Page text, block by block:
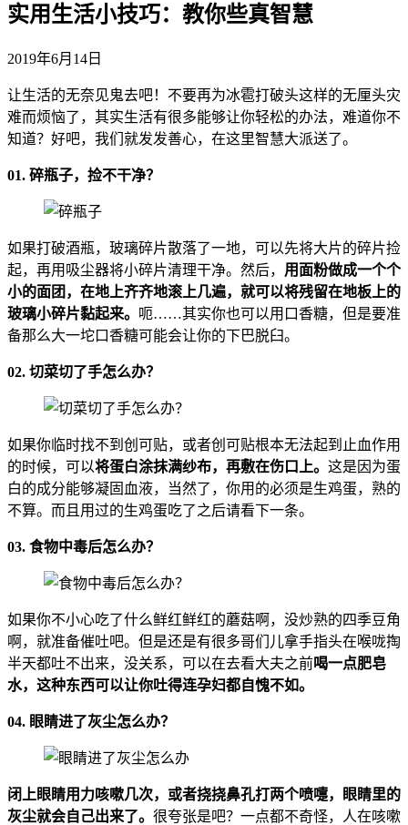
实用生活小技巧：教你些真智慧
2019年6月14日
让生活的无奈见鬼去吧！不要再为冰雹打破头这样的无厘头灾
难而烦恼了，其实生活有很多能够让你轻松的办法，难道你不
知道？好吧，我们就发发善心，在这里智慧大派送了。
01. 碎瓶子，捡不干净？
如果打破酒瓶，玻璃碎片散落了一地，可以先将大片的碎片捡
起，再用吸尘器将小碎片清理干净。然后， 用面粉做成一个个
小的面团，在地上齐齐地滚上几遍，就可以将残留在地板上的
玻璃小碎片黏起来。 呃……其实你也可以用口香糖，但是要准
备那么大一坨口香糖可能会让你的下巴脱臼。
02. 切菜切了手怎么办？
如果你临时找不到创可贴，或者创可贴根本无法起到止血作用
的时候，可以将蛋白涂抹满纱布，再敷在伤口上。 这是因为蛋
白的成分能够凝固血液，当然了，你用的必须是生鸡蛋，熟的
不算。而且用过的生鸡蛋吃了之后请看下一条。
03. 食物中毒后怎么办？
如果你不小心吃了什么鲜红鲜红的蘑菇啊，没炒熟的四季豆角
啊，就准备催吐吧。但是还是有很多哥们儿拿手指头在喉咙掏
半天都吐不出来，没关系，可以在去看大夫之前喝一点肥皂
水，这种东西可以让你吐得连孕妇都自愧不如。
04. 眼睛进了灰尘怎么办？
闭上眼睛用力咳嗽几次，或者挠挠鼻孔打两个喷嚏，眼睛里的
灰尘就会自己出来了。 很夸张是吧？一点都不奇怪，人在咳嗽